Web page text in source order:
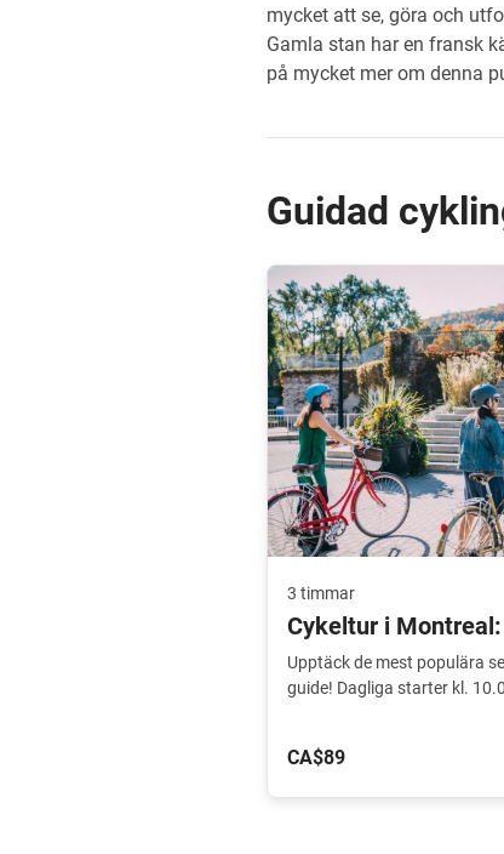
mycket att se, göra och
Gamla stan har en fransk
på mycket mer om denna
Guidad
3 timmar
Cykeltur i
Upptäck de mest populära
guide! Dagliga starter kl.
CA$89